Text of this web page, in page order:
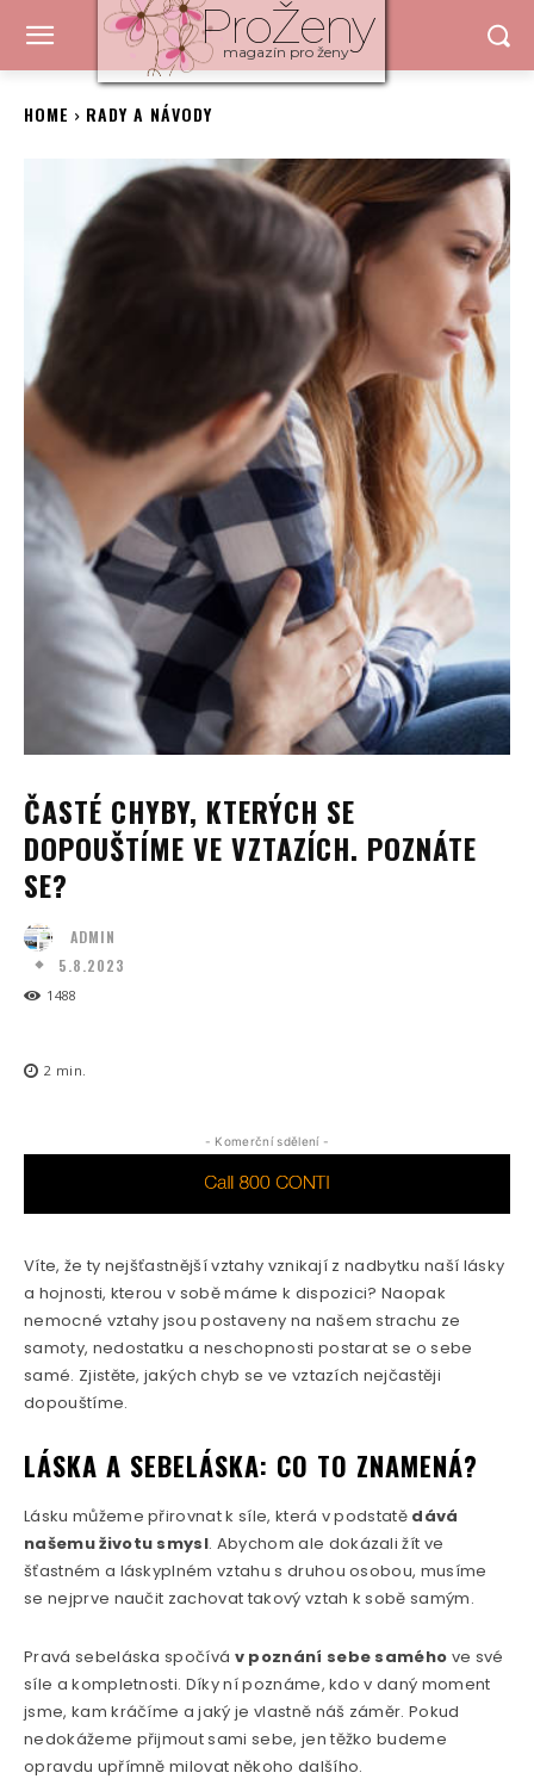
ProŽeny
magazín pro ženy
HOME RADY A NÁVODY
ČASTÉ CHYBY, KTERÝCH SE
DOPOUŠTÍME VE VZTAZÍCH. POZNÁTE
SE?
ADMIN
5.8.2023
1488
2 min.
- Komerční sdělení -
Víte, že ty nejšťastnější vztahy vznikají z nadbytku naší lásky
a hojnosti, kterou v sobě máme k dispozici? Naopak
nemocné vztahy jsou postaveny na našem strachu ze
samoty, nedostatku a neschopnosti postarat se o sebe
samé. Zjistěte, jakých chyb se ve vztazích nejčastěji
dopouštíme.
LÁSKA A SEBELÁSKA: CO TO ZNAMENÁ?
Lásku můžeme přirovnat k síle, která v podstatě dává
našemu životu smysl. Abychom ale dokázali žít ve
šťastném a láskyplném vztahu s druhou osobou, musíme
se nejprve naučit zachovat takový vztah k sobě samým.
Pravá sebeláska spočívá v poznání sebe samého ve své
síle a kompletnosti. Díky ní poznáme, kdo v daný moment
jsme, kam kráčíme a jaký je vlastně náš záměr. Pokud
nedokážeme přijmout sami sebe, jen těžko budeme
opravdu upřímně milovat někoho dalšího.